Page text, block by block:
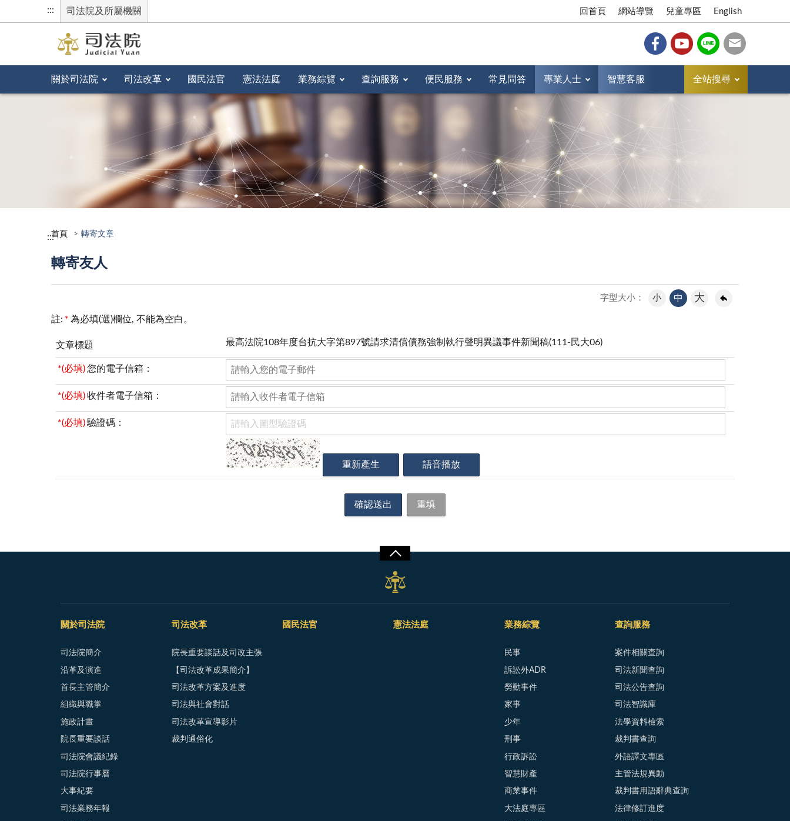
::: 司法院及所屬機關 回首頁 網站導覽 兒童專區 English
關於司法院 司法改革 國民法官 憲法法庭 業務綜覽 查詢服務 便民服務 常見問答 專業人士 智慧客服 全站搜尋
:::首頁 轉寄文章
轉寄友人
字型大小： 小 中 大
註: * 為必填(選)欄位, 不能為空白。
文章標題 最高法院108年度台抗大字第897號請求清償債務強制執行聲明異議事件新聞稿(111-民大06)
*(必填) 您的電子信箱：
*(必填) 收件者電子信箱：
*(必填) 驗證碼：
關於司法院
司法院簡介
沿革及演進
首長主管簡介
組織與職掌
施政計畫
院長重要談話
司法院會議紀錄
司法院行事曆
大事紀要
司法業務年報
司法改革
院長重要談話及司改主張
【司法改革成果簡介】
司法改革方案及進度
司法與社會對話
司法改革宣導影片
裁判通俗化
國民法官 憲法法庭 業務綜覽
民事
訴訟外ADR
勞動事件
家事
少年
刑事
行政訴訟
智慧財產
商業事件
大法庭專區
查詢服務
案件相關查詢
司法新聞查詢
司法公告查詢
司法智識庫
法學資料檢索
裁判書查詢
外語譯文專區
主管法規異動
裁判書用語辭典查詢
法律修訂進度